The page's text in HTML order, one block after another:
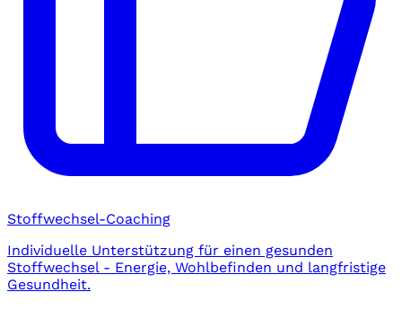
Stoffwechsel-Coaching
Individuelle Unterstützung für einen gesunden
Stoffwechsel - Energie, Wohlbefinden und langfristige
Gesundheit.